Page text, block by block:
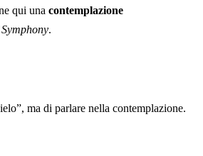
qui una contemplazione
.
ma di parlare nella contemplazione.